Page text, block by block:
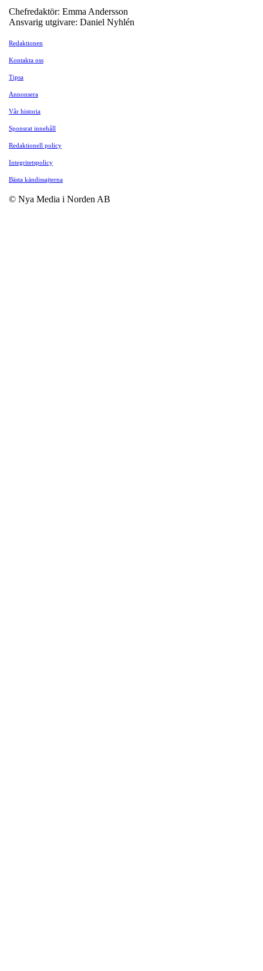
Chefredaktör: Emma Andersson
Ansvarig utgivare: Daniel Nyhlén
Redaktionen
Kontakta oss
Tipsa
Annonsera
Vår historia
Sponsrat innehåll
Redaktionell policy
Integritetspolicy
Bästa kändissajterna
© Nya Media i Norden AB